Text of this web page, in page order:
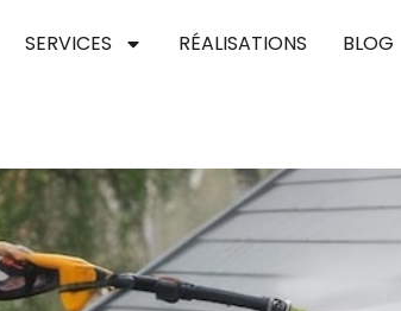
SERVICES RÉALISATIONS BLOG